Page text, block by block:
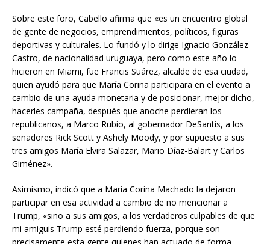
Sobre este foro, Cabello afirma que «es un encuentro global
de gente de negocios, emprendimientos, políticos, figuras
deportivas y culturales. Lo fundó y lo dirige Ignacio González
Castro, de nacionalidad uruguaya, pero como este año lo
hicieron en Miami, fue Francis Suárez, alcalde de esa ciudad,
quien ayudó para que María Corina participara en el evento a
cambio de una ayuda monetaria y de posicionar, mejor dicho,
hacerles campaña, después que anoche perdieran los
republicanos, a Marco Rubio, al gobernador DeSantis, a los
senadores Rick Scott y Ashely Moody, y por supuesto a sus
tres amigos María Elvira Salazar, Mario Díaz-Balart y Carlos
Giménez».
Asimismo, indicó que a María Corina Machado la dejaron
participar en esa actividad a cambio de no mencionar a
Trump, «sino a sus amigos, a los verdaderos culpables de que
mi amiguis Trump esté perdiendo fuerza, porque son